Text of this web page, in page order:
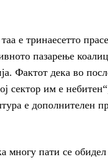
е тринаесетто
пазарење
Фактот дека во
сектор им е
е дополнителен
многу пати се